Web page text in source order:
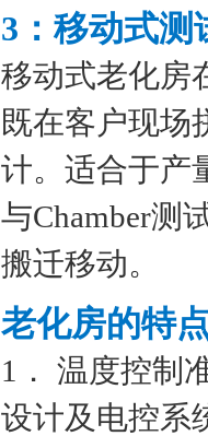
3：移动式测
移动式老化房
既在客户现场
计。适合于产
与Chamber测
搬迁移动。
老化房的特
1． 温度控制
设计及电控系